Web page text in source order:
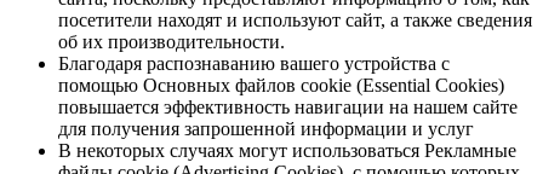
посетители находят и используют сайт, а также сведения
об их производительности.
Благодаря распознаванию вашего устройства с
помощью Основных файлов cookie (Essential Cookies)
повышается эффективность навигации на нашем сайте
для получения запрошенной информации и услуг
В некоторых случаях могут использоваться Рекламные